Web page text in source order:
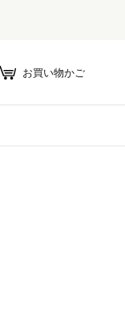
お買い物かご